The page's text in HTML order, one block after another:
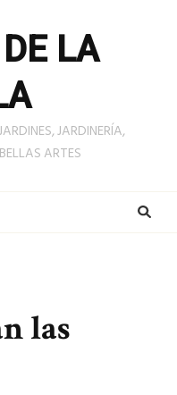
LA
JARDINERÍA,
ARTES
las